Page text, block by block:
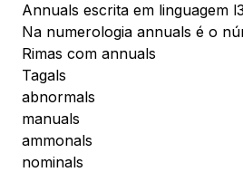
Annuals escrita em linguagem
Na numerologia annuals é o
Rimas com annuals
Tagals
abnormals
manuals
ammonals
nominals